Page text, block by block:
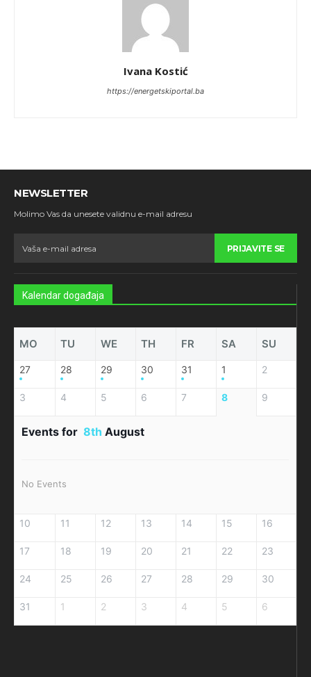
Ivana Kostić
https://energetskiportal.ba
NEWSLETTER
Molimo Vas da unesete validnu e-mail adresu
PRIJAVITE SE
Kalendar događaja
MO TU WE TH FR SA SU
27 28 29 30 31 1 2
3 4 5 6 7 8 9
Events for 8th August
No Events
10 11 12 13 14 15 16
17 18 19 20 21 22 23
24 25 26 27 28 29 30
31 1 2 3 4 5 6